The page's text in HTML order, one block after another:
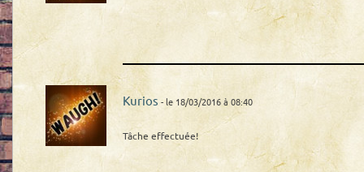
Kurios - le 18/03/2016 à 08:40
Tâche effectuée!